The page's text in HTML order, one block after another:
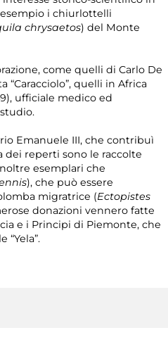
i chiurlottelli
chrysaetos) del Monte
come quelli di Carlo De
“Caracciolo”, quelli in Africa
ufficiale medico ed
Emanuele III, che contribuì
reperti sono le raccolte
esemplari che
), che può essere
migratrice (Ectopistes
donazioni vennero fatte
e i Principi di Piemonte, che